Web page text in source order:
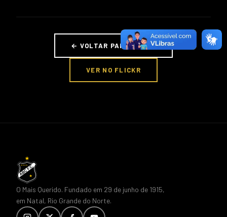
← VOLTAR PARA FOTOS
VER NO FLICKR
O Mais Querido. Fundado em 29 de junho de 1915,
em Natal, Rio Grande do Norte.